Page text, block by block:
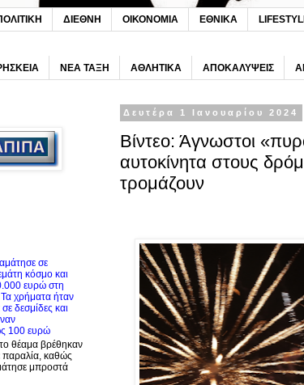
ΔΙΕΘΝΗ ΟΙΚΟΝΟΜΙΑ ΕΘΝΙΚΑ
ΝΕΑ ΤΑΞΗ ΑΘΛΗΤΙΚΑ ΑΠΟΚΑΛΥΨΕΙΣ
Δευτέρα 1 Ιανουαρίου 2024
Βίντεο: Άγνωστοι
αυτοκίνητα στους
τρομάζουν
σε
κόσμο και
ευρώ στη
χρήματα ήταν
δεσμίδες και
100 ευρώ
θέαμα βρέθηκαν
παραλία, καθώς
μπροστά